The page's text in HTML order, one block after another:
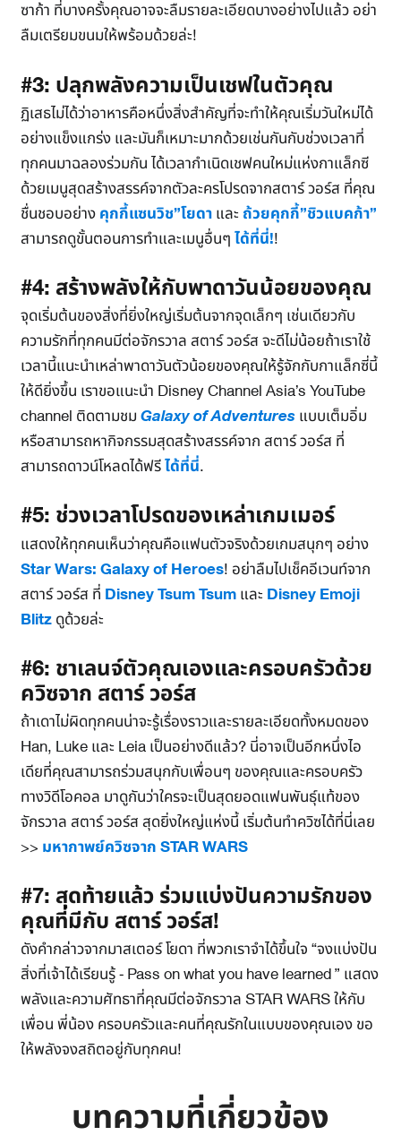
ซาก้า ที่บางครั้งคุณอาจจะลืมรายละเอียดบางอย่างไปแล้ว อย่า
ลืมเตรียมขนมให้พร้อมด้วยล่ะ!
#3: ปลุกพลังความเป็นเชฟในตัวคุณ
ฏิเสธไม่ได้ว่าอาหารคือหนึ่งสิ่งสำคัญที่จะทำให้คุณเริ่มวันใหม่ได้
อย่างแข็งแกร่ง และมันก็เหมาะมากด้วยเช่นกันกับช่วงเวลาที่
ทุกคนมาฉลองร่วมกัน ได้เวลากำเนิดเชฟคนใหม่แห่งกาแล็กซี
ด้วยเมนูสุดสร้างสรรค์จากตัวละครโปรดจากสตาร์ วอร์ส ที่คุณ
ชื่นชอบอย่างคุกกี้แซนวิช”โยดาและ ถ้วยคุกกี้”ชิวแบคก้า”
สามารถดูขั้นตอนการทำและเมนูอื่นๆได้ที่นี่!!
#4: สร้างพลังให้กับพาดาวันน้อยของคุณ
จุดเริ่มต้นของสิ่งที่ยิ่งใหญ่เริ่มต้นจากจุดเล็กๆ เช่นเดียวกับ
ความรักที่ทุกคนมีต่อจักรวาล สตาร์ วอร์ส จะดีไม่น้อยถ้าเราใช้
เวลานี้แนะนำเหล่าพาดาวันตัวน้อยของคุณให้รู้จักกับกาแล็กซี่นี้
ให้ดียิ่งขึ้น เราขอแนะนำ Disney Channel Asia’s YouTube
channel ติดตามชมGalaxy of Adventuresแบบเต็มอิ่ม
หรือสามารถหากิจกรรมสุดสร้างสรรค์จาก สตาร์ วอร์ส ที่
สามารถดาวน์โหลดได้ฟรีได้ที่นี่.
#5: ช่วงเวลาโปรดของเหล่าเกมเมอร์
แสดงให้ทุกคนเห็นว่าคุณคือแฟนตัวจริงด้วยเกมสนุกๆ อย่าง
Star Wars: Galaxy of Heroes! อย่าลืมไปเช็คอีเวนท์จาก
สตาร์ วอร์ส ที่ Disney Tsum Tsumและ Disney Emoji
Blitzดูด้วยล่ะ
#6: ชาเลนจ์ตัวคุณเองและครอบครัวด้วย
ควิซจาก สตาร์ วอร์ส
ถ้าเดาไม่ผิดทุกคนน่าจะรู้เรื่องราวและรายละเอียดทั้งหมดของ
Han, Luke และ Leia เป็นอย่างดีแล้ว? นี่อาจเป็นอีกหนึ่งไอ
เดียที่คุณสามารถร่วมสนุกกับเพื่อนๆ ของคุณและครอบครัว
ทางวิดีโอคอล มาดูกันว่าใครจะเป็นสุดยอดแฟนพันธุ์แท้ของ
จักรวาล สตาร์ วอร์ส สุดยิ่งใหญ่แห่งนี้ เริ่มต้นทำควิซได้ที่นี่เลย
>>มหากาพย์ควิซจาก STAR WARS
#7: สุดท้ายแล้ว ร่วมแบ่งปันความรักของ
คุณที่มีกับ สตาร์ วอร์ส!
ดังคำกล่าวจากมาสเตอร์ โยดา ที่พวกเราจำได้ขึ้นใจ “จงแบ่งปัน
สิ่งที่เจ้าได้เรียนรู้ - Pass on what you have learned ” แสดง
พลังและความศัทธาที่คุณมีต่อจักรวาล STAR WARS ให้กับ
เพื่อน พี่น้อง ครอบครัวและคนที่คุณรักในแบบของคุณเอง ขอ
ให้พลังจงสถิตอยู่กับทุกคน!
บทความที่เกี่ยวข้อง